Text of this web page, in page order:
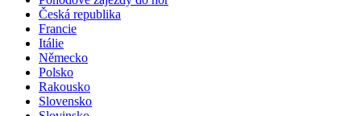
Česká republika
Francie
Itálie
Německo
Polsko
Rakousko
Slovensko